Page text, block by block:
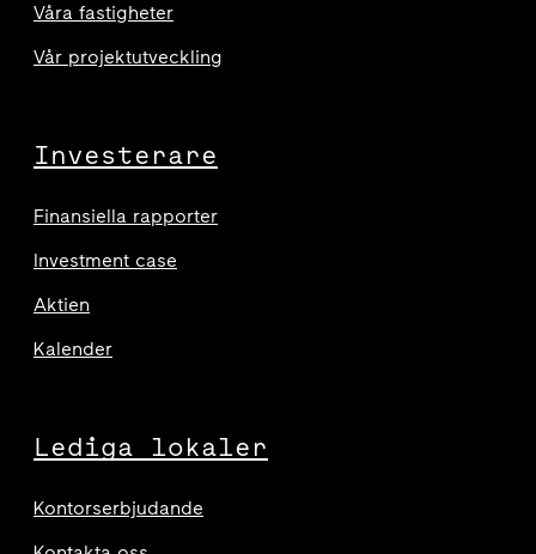
Våra fastigheter
Vår projektutveckling
Investerare
Finansiella rapporter
Investment case
Aktien
Kalender
Lediga lokaler
Kontorserbjudande